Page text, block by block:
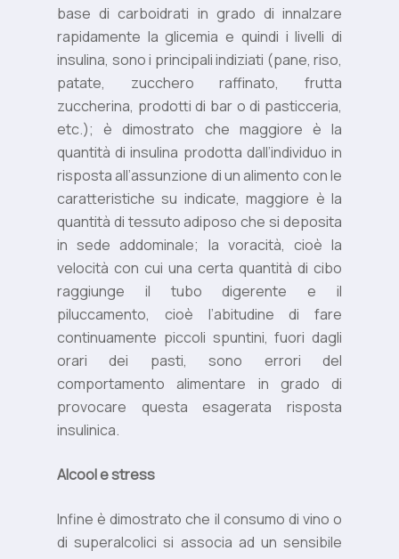
base di carboidrati in grado di innalzare
rapidamente la glicemia e quindi i livelli di
insulina, sono i principali indiziati (pane, riso,
patate, zucchero raffinato, frutta
zuccherina, prodotti di bar o di pasticceria,
etc.); è dimostrato che maggiore è la
quantità di insulina prodotta dall’individuo in
risposta all’assunzione di un alimento con le
caratteristiche su indicate, maggiore è la
quantità di tessuto adiposo che si deposita
in sede addominale; la voracità, cioè la
velocità con cui una certa quantità di cibo
raggiunge il tubo digerente e il
piluccamento, cioè l’abitudine di fare
continuamente piccoli spuntini, fuori dagli
orari dei pasti, sono errori del
comportamento alimentare in grado di
provocare questa esagerata risposta
insulinica.
Alcool e stress
Infine è dimostrato che il consumo di vino o
di superalcolici si associa ad un sensibile